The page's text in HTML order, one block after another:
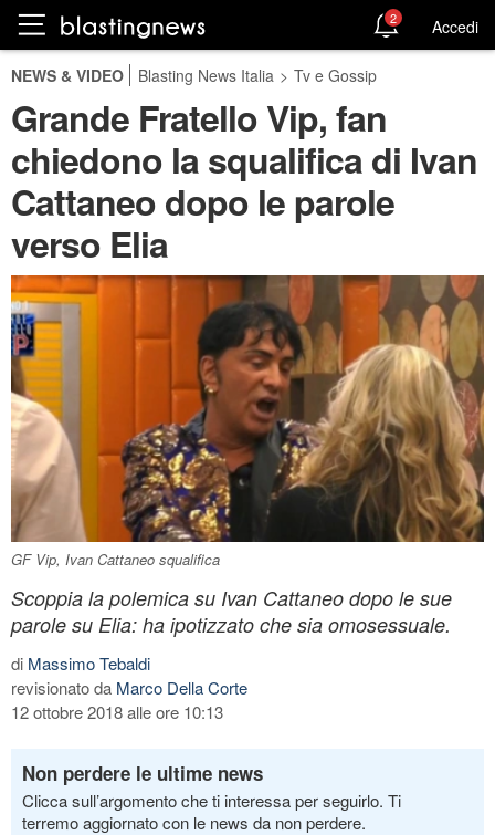
2 Accedi
NEWS & VIDEO Blasting News Italia > Tv e Gossip
Grande Fratello Vip, fan
chiedono la squalifica di Ivan
Cattaneo dopo le parole
verso Elia
GF Vip, Ivan Cattaneo squalifica
Scoppia la polemica su Ivan Cattaneo dopo le sue
parole su Elia: ha ipotizzato che sia omosessuale.
di Massimo Tebaldi
revisionato da Marco Della Corte
12 ottobre 2018 alle ore 10:13
Non perdere le ultime news
Clicca sull’argomento che ti interessa per seguirlo. Ti
terremo aggiornato con le news da non perdere.